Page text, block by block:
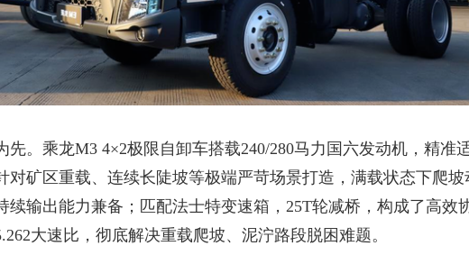
先。乘龙M3 4×2极限自卸车搭载240/280马力国六发动机，精准
对矿区重载、连续长陡坡等极端严苛场景打造，满载状态下爬坡
续输出能力兼备 ； 匹配法士特变速箱， 25T轮减桥，构成了高效
大速比，彻底解决重载爬坡、泥泞路段脱困难题。